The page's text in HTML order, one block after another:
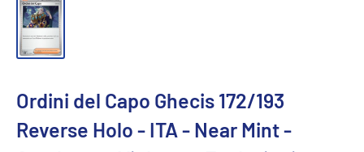
Ordini del Capo Ghecis 172/193
Reverse Holo - ITA - Near Mint -